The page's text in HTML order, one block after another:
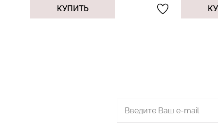
КУПИТЬ